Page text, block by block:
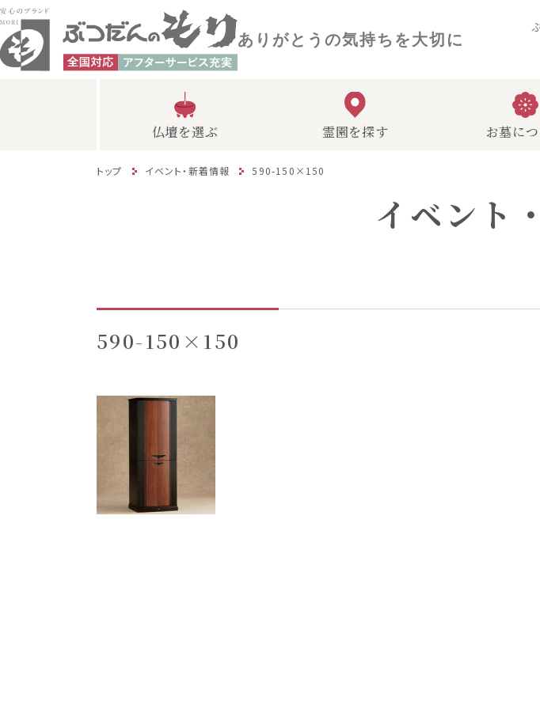
ありがとうの気持ちを大切に
仏壇を選ぶ 霊園を探す お墓に
トップ イベント・新着情報 590-150×150
イベント
590-150×150